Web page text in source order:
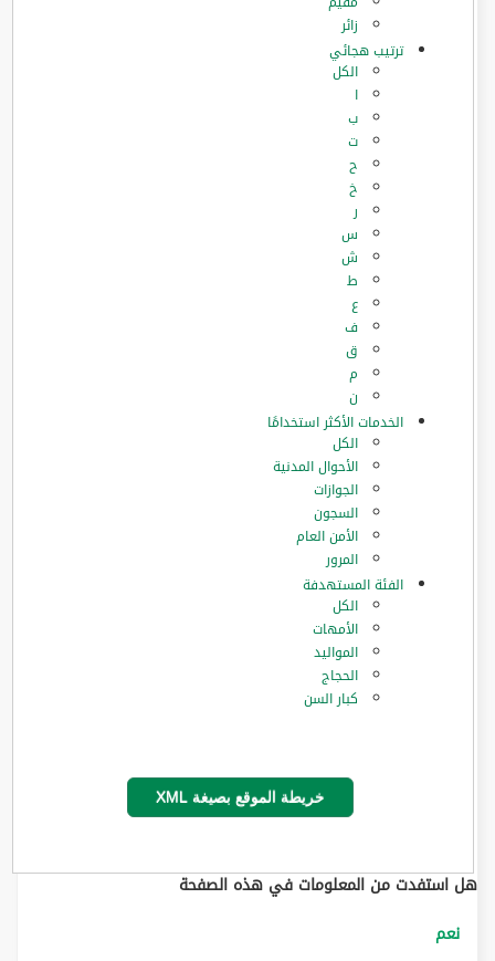
زائر
ترتيب هجائي
الكل
ا
ب
ت
ح
خ
ر
س
ش
ط
ع
ف
ق
م
ن
الخدمات الأكثر استخدامًا
الكل
الأحوال المدنية
الجوازات
السجون
الأمن العام
المرور
الفئة المستهدفة
الكل
الأمهات
المواليد
الحجاج
كبار السن
خريطة الموقع بصيغة XML
هل استفدت من المعلومات في هذه الصفحة